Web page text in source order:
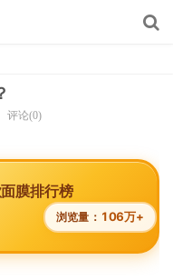
评论(0)
膜排行榜
浏览量： 106万+